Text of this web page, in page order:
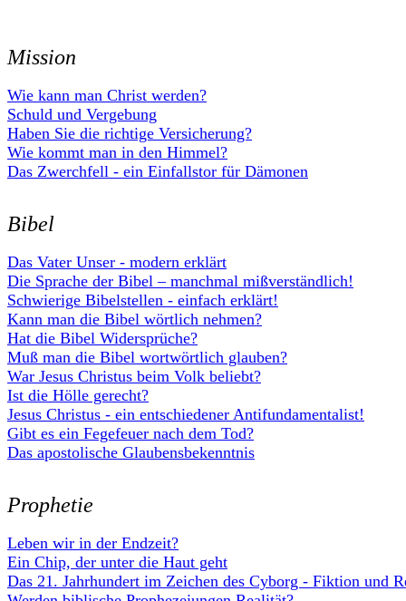
Mission
Wie kann man Christ werden?
Schuld und Vergebung
Haben Sie die richtige Versicherung?
Wie kommt man in den Himmel?
Das Zwerchfell - ein Einfallstor für Dämonen
Bibel
Das Vater Unser - modern erklärt
Die Sprache der Bibel – manchmal mißverständlich!
Schwierige Bibelstellen - einfach erklärt!
Kann man die Bibel wörtlich nehmen?
Hat die Bibel Widersprüche?
Muß man die Bibel wortwörtlich glauben?
War Jesus Christus beim Volk beliebt?
Ist die Hölle gerecht?
Jesus Christus - ein entschiedener Antifundamentalist!
Gibt es ein Fegefeuer nach dem Tod?
Das apostolische Glaubensbekenntnis
Prophetie
Leben wir in der Endzeit?
Ein Chip, der unter die Haut geht
Das 21. Jahrhundert im Zeichen des Cyborg - Fiktion und